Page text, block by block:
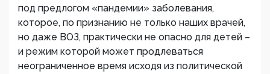
под предлогом «пандемии» заболевания,
которое, по признанию не только наших врачей,
но даже ВОЗ, практически не опасно для детей –
и режим которой может продлеваться
неограниченное время исходя из политической